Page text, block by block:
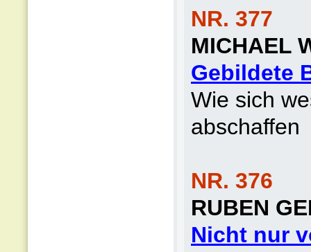
NR. 377
MICHAEL
Gebildete
Wie sich
abschaffen
NR. 376
RUBEN
Nicht nur